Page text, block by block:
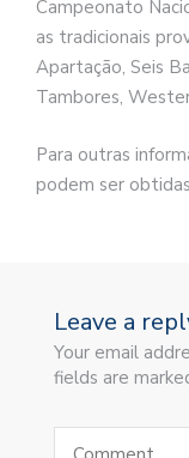
Campeonato
as tradicionais
Apartação, Seis
Tambores,
Para outras
podem ser
Leave a
Your email
fields are